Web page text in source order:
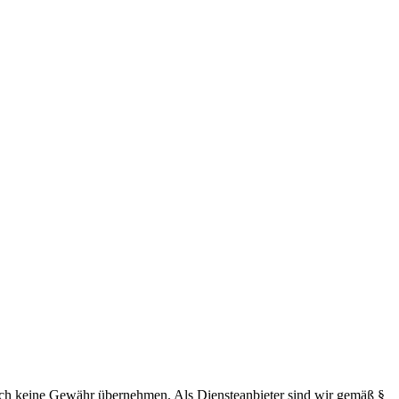
Gewähr übernehmen. Als Diensteanbieter sind wir gemäß §